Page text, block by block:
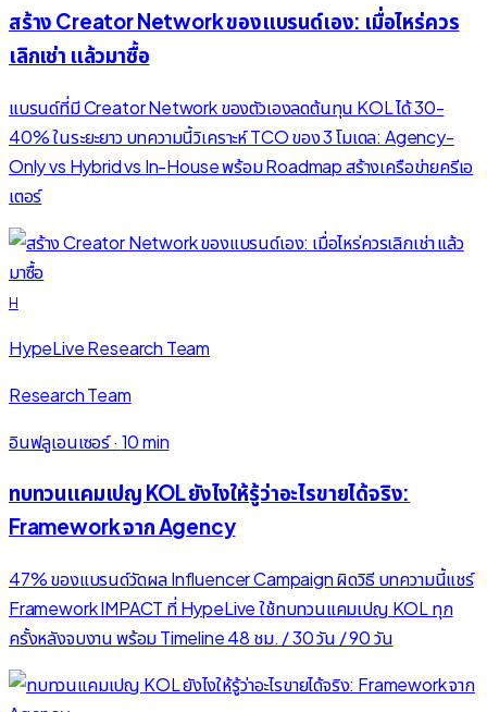
สร้าง Creator Network ของแบรนด์เอง: เมื่อไหร่ควร
เลิกเช่า แล้วมาซื้อ
แบรนด์ที่มี Creator Network ของตัวเองลดต้นทุน KOL ได้ 30-
40% ในระยะยาว บทความนี้วิเคราะห์ TCO ของ 3 โมเดล: Agency-
Only vs Hybrid vs In-House พร้อม Roadmap สร้างเครือข่ายครีเอ
เตอร์
H
HypeLive Research Team
Research Team
อินฟลูเอนเซอร์· 10 min
ทบทวนแคมเปญ KOL ยังไงให้รู้ว่าอะไรขายได้จริง:
Framework จาก Agency
47% ของแบรนด์วัดผล Influencer Campaign ผิดวิธี บทความนี้แชร์
Framework IMPACT ที่ HypeLive ใช้ทบทวนแคมเปญ KOL ทุก
ครั้งหลังจบงาน พร้อม Timeline 48 ชม. / 30 วัน / 90 วัน